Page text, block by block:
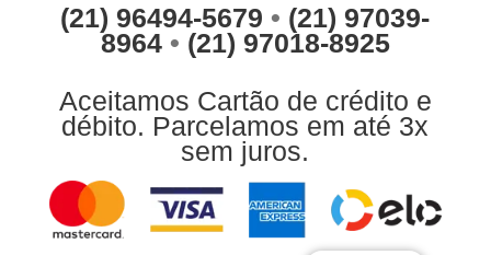
(21) 96494-5679 • (21) 97039-
8964 • (21) 97018-8925
Aceitamos Cartão de crédito e
débito. Parcelamos em até 3x
sem juros.